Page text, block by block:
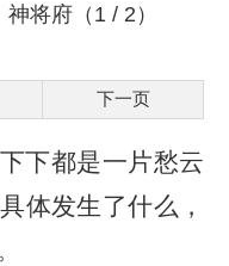
将府（1 / 2）
下一页
下都是一片愁云
体发生了什么，